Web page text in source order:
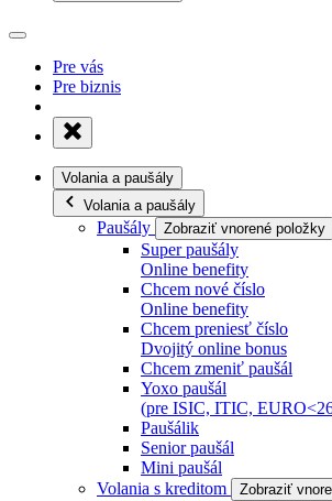
Pre vás
Pre biznis
Volania a paušály
Volania a paušály
Paušály Zobraziť vnorené položky
Super paušály
Online benefity
Chcem nové číslo
Online benefity
Chcem preniesť číslo
Dvojitý online bonus
Chcem zmeniť paušál
Yoxo paušál
(pre ISIC, ITIC,
Paušálik
Senior paušál
Mini paušál
Volania s kreditom
Zobraziť